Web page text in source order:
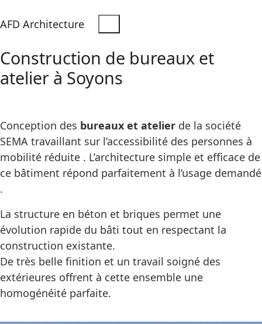
AFD Architecture
Construction de bureaux et
atelier à Soyons
Conception des bureaux et atelier de la société
SEMA travaillant sur l’accessibilité des personnes à
mobilité réduite . L’architecture simple et efficace de
ce bâtiment répond parfaitement à l’usage demandé
.
La structure en béton et briques permet une
évolution rapide du bâti tout en respectant la
construction existante.
De très belle finition et un travail soigné des
extérieures offrent à cette ensemble une
homogénéité parfaite.